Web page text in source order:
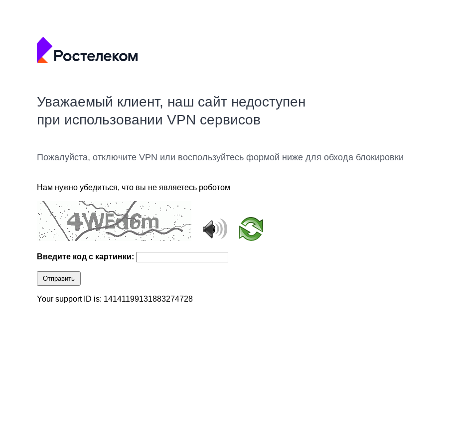
Уважаемый клиент, наш сайт недоступен
при использовании VPN сервисов
Пожалуйста, отключите VPN или воспользуйтесь формой ниже для обхода блокировки
Нам нужно убедиться, что вы не являетесь роботом
Введите код с картинки:
Отправить
Your support ID is: 14141199131883274728